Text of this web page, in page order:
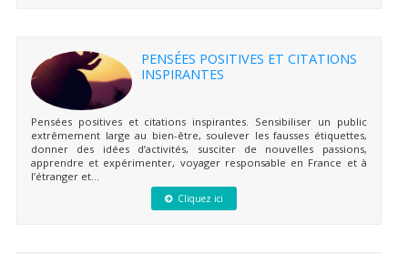
PENSÉES POSITIVES ET CITATIONS
INSPIRANTES
Pensées positives et citations inspirantes. Sensibiliser un public
extrêmement large au bien-être, soulever les fausses étiquettes,
donner des idées d’activités, susciter de nouvelles passions,
apprendre et expérimenter, voyager responsable en France et à
l’étranger et...
Cliquez ici